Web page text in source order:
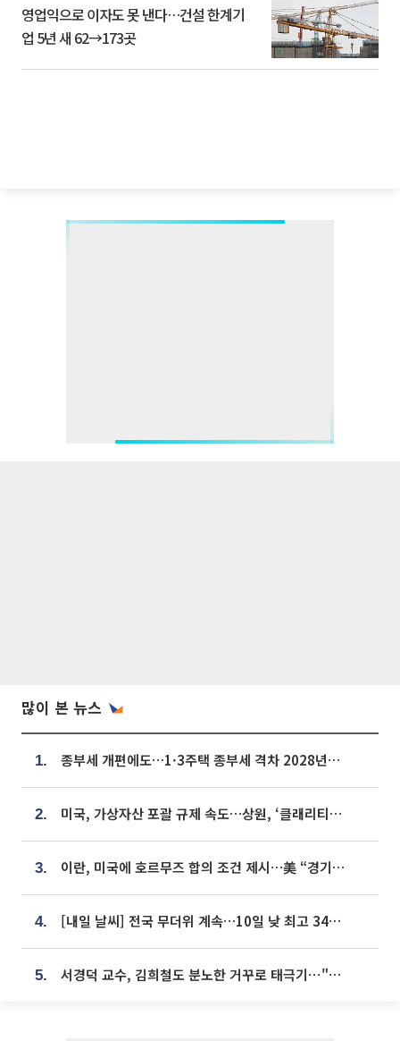
영업익으로 이자도 못 낸다…건설 한계기
업 5년 새 62→173곳
많이 본 뉴스
1. 종부세 개편에도…1·3주택 종부세 격차 2028년부터 확대
2. 미국, 가상자산 포괄 규제 속도…상원, ‘클래리티법’ 9월 절차투표 추진
3. 이란, 미국에 호르무즈 합의 조건 제시…美 “경기 아직 안 끝나” [종합]
4. [내일 날씨] 전국 무더위 계속…10일 낮 최고 34도 육박
5. 서경덕 교수, 김희철도 분노한 거꾸로 태극기⋯"엉터리는 아냐, 아쉬울 뿐"